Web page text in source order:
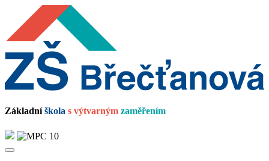
Základníškola s výtvarným zaměřením